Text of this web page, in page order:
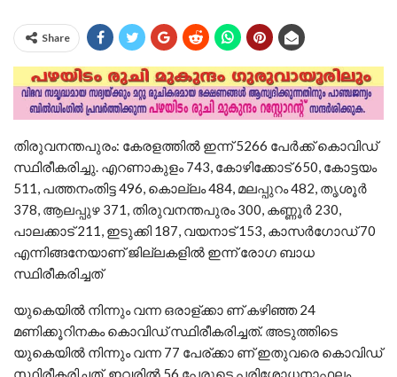
Share
തിരുവനന്തപുരം: കേരളത്തില്‍ ഇന്ന് 5266 പേര്‍ക്ക് കൊവിഡ്
സ്ഥിരീകരിച്ചു. എറണാകുളം 743, കോഴിക്കോട് 650, കോട്ടയം
511, പത്തനംതിട്ട 496, കൊല്ലം 484, മലപ്പുറം 482, തൃശൂര്‍
378, ആലപ്പുഴ 371, തിരുവനന്തപുരം 300, കണ്ണൂര്‍ 230,
പാലക്കാട് 211, ഇടുക്കി 187, വയനാട് 153, കാസര്‍ഗോഡ് 70
എന്നിങ്ങനേയാണ് ജില്ലകളില്‍ ഇന്ന് രോഗ ബാധ
സ്ഥിരീകരിച്ചത്
യുകെയില്‍ നിന്നും വന്ന ഒരാള്ക്കാ ണ് കഴിഞ്ഞ 24
മണിക്കൂറിനകം കൊവിഡ് സ്ഥിരീകരിച്ചത്. അടുത്തിടെ
യുകെയില്‍ നിന്നും വന്ന 77 പേര്ക്കാ ണ് ഇതുവരെ കൊവിഡ്
സ്ഥിരീകരിച്ചത്. ഇവരില്‍ 56 പേരുടെ പരിശോധനാഫലം